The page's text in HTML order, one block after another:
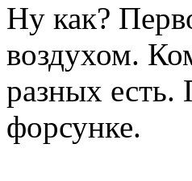
Ну как?
воздухом.
разных есть.
форсунке.